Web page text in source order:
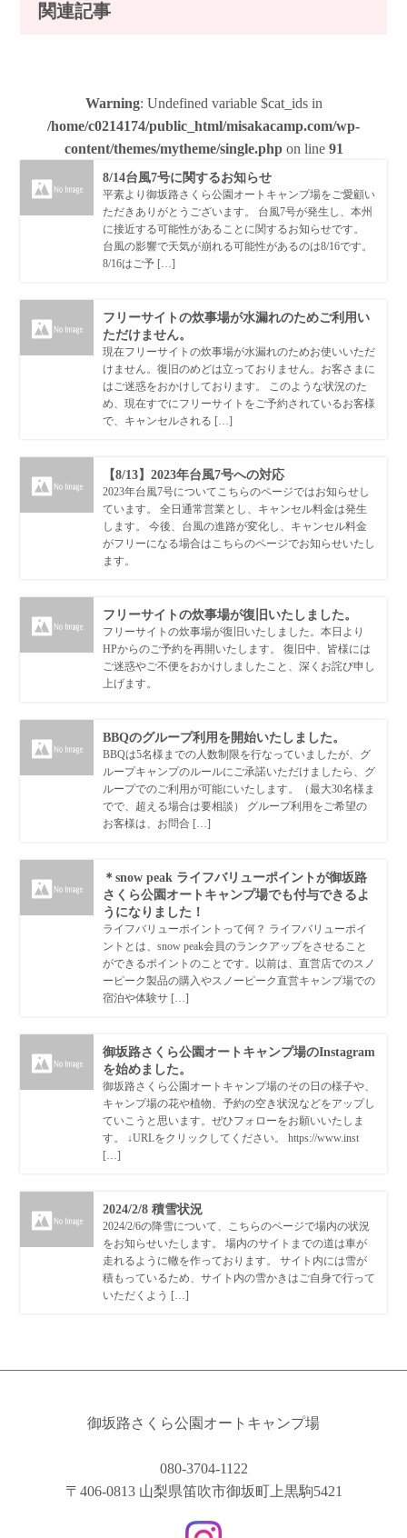
関連記事
Warning: Undefined variable $cat_ids in
/home/c0214174/public_html/misakacamp.com/wp-
content/themes/mytheme/single.phpon line 91
8/14台風7号に関するお知らせ
平素より御坂路さくら公園オートキャンプ場をご愛顧い
ただきありがとうございます。 台風7号が発生し、本州
に接近する可能性があることに関するお知らせです。
台風の影響で天気が崩れる可能性があるのは8/16です。
8/16はご予 […]
フリーサイトの炊事場が水漏れのためご利用い
ただけません。
現在フリーサイトの炊事場が水漏れのためお使いいただ
けません。復旧のめどは立っておりません。お客さまに
はご迷惑をおかけしております。 このような状況のた
め、現在すでにフリーサイトをご予約されているお客様
で、キャンセルされる […]
【8/13】2023年台風7号への対応
2023年台風7号についてこちらのページではお知らせし
ています。 全日通常営業とし、キャンセル料金は発生
します。 今後、台風の進路が変化し、キャンセル料金
がフリーになる場合はこちらのページでお知らせいたし
ます。
フリーサイトの炊事場が復旧いたしました。
フリーサイトの炊事場が復旧いたしました。本日より
HPからのご予約を再開いたします。 復旧中、皆様には
ご迷惑やご不便をおかけしましたこと、深くお詫び申し
上げます。
BBQのグループ利用を開始いたしました。
BBQは5名様までの人数制限を行なっていましたが、グ
ループキャンプのルールにご承諾いただけましたら、グ
ループでのご利用が可能にいたします。（最大30名様ま
でで、超える場合は要相談） グループ利用をご希望の
お客様は、お問合 […]
＊snow peak ライフバリューポイントが御坂路
さくら公園オートキャンプ場でも付与できるよ
うになりました！
ライフバリューポイントって何？ ライフバリューポイ
ントとは、snow peak会員のランクアップをさせること
ができるポイントのことです。以前は、直営店でのスノ
ーピーク製品の購入やスノーピーク直営キャンプ場での
宿泊や体験サ […]
御坂路さくら公園オートキャンプ場のInstagram
を始めました。
御坂路さくら公園オートキャンプ場のその日の様子や、
キャンプ場の花や植物、予約の空き状況などをアップし
ていこうと思います。ぜひフォローをお願いいたしま
す。 ↓URLをクリックしてください。 https://www.inst
[…]
2024/2/8 積雪状況
2024/2/6の降雪について、こちらのページで場内の状況
をお知らせいたします。 場内のサイトまでの道は車が
走れるように轍を作っております。 サイト内には雪が
積もっているため、サイト内の雪かきはご自身で行って
いただくよう […]
御坂路さくら公園オートキャンプ場
080-3704-1122
〒406-0813 山梨県笛吹市御坂町上黒駒5421